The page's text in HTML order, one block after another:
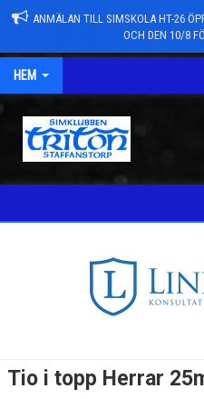
ANMÄLAN TILL SIMSKOLA HT-26
OCH DEN 10/8
HEM
Tio i topp Herrar